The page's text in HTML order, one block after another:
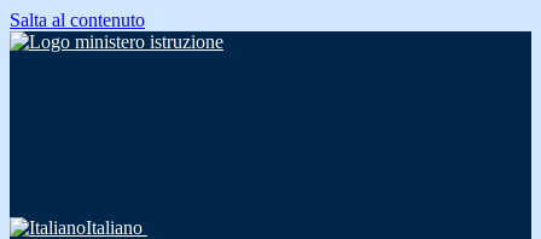
Salta al contenuto
Italiano